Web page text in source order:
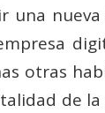
una
otras
de